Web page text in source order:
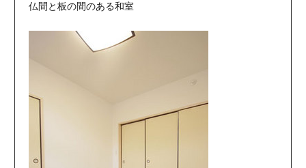
仏間と板の間のある和室